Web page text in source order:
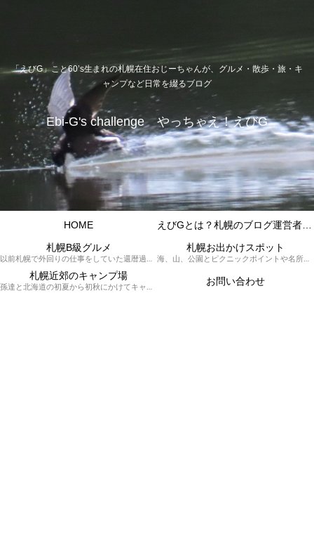
「えびG」こと60’s生まれの札幌在住おじーちゃんが、グルメ・散歩・旅・キ
ャンプなど日常を綴るブログ
Ebi-G's challenge やっちゃえ！えびG
HOME
札幌B級グルメ
以前札幌で外回りの仕事をしていた還暦過ぎブロガー「えびG」がランチ（サラリーマンランチ、サラメシ）を中心に、おそば、ラーメン、中華、日替わりランチを「札幌Bグルメ」と題してレポートしているブログカテゴリーのページです。現在は定年後の再雇用で札幌中とはいかなまでも会社の近くのすすきの界隈や家のある札幌市南区を中心に徘徊しております。
札幌お出かけスポット
海、山、公園とピクニックポイントや名所、旧跡などなど、、、、、札幌はもとより郊外の無理なく日帰りでいって帰ってこれるお出かけスポットを孫っち達（小学５、３年生、幼稚園年長さんの３人）とえびGがお出かけをして紹介しているページです。
札幌近郊のキャンプ場
孫達と北海道の初夏から初秋にかけてキャンプに出かけます。キャンプ場情報だったり料理だったり花火や遊びに虫取りとまさに「やっちゃえ！えびG」やりたい放題のブログです。 お問い合わせ